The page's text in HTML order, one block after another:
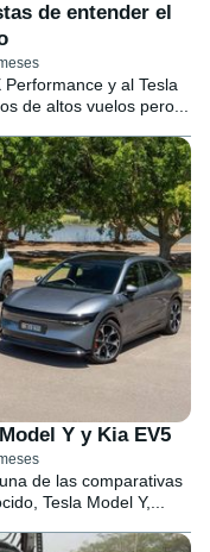
de entender el
y al Tesla
de altos vuelos pero...
Y y Kia EV5
de las comparativas
Tesla Model Y,...